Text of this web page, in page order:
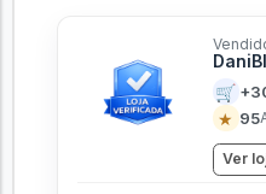
🛒
★ 95
Ver